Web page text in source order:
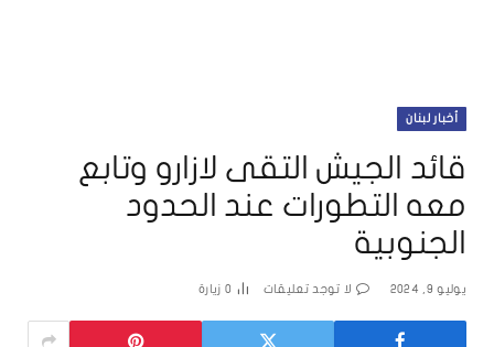
أخبار لبنان
قائد الجيش التقى لازارو وتابع
معه التطورات عند الحدود
الجنوبية
يوليو 9, 2024 لا توجد تعليقات 0 زيارة